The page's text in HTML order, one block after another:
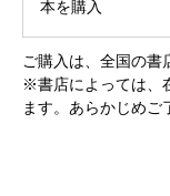
本を購入
ご購入は、全国の書
※書店によっては、
ます。あらかじめご